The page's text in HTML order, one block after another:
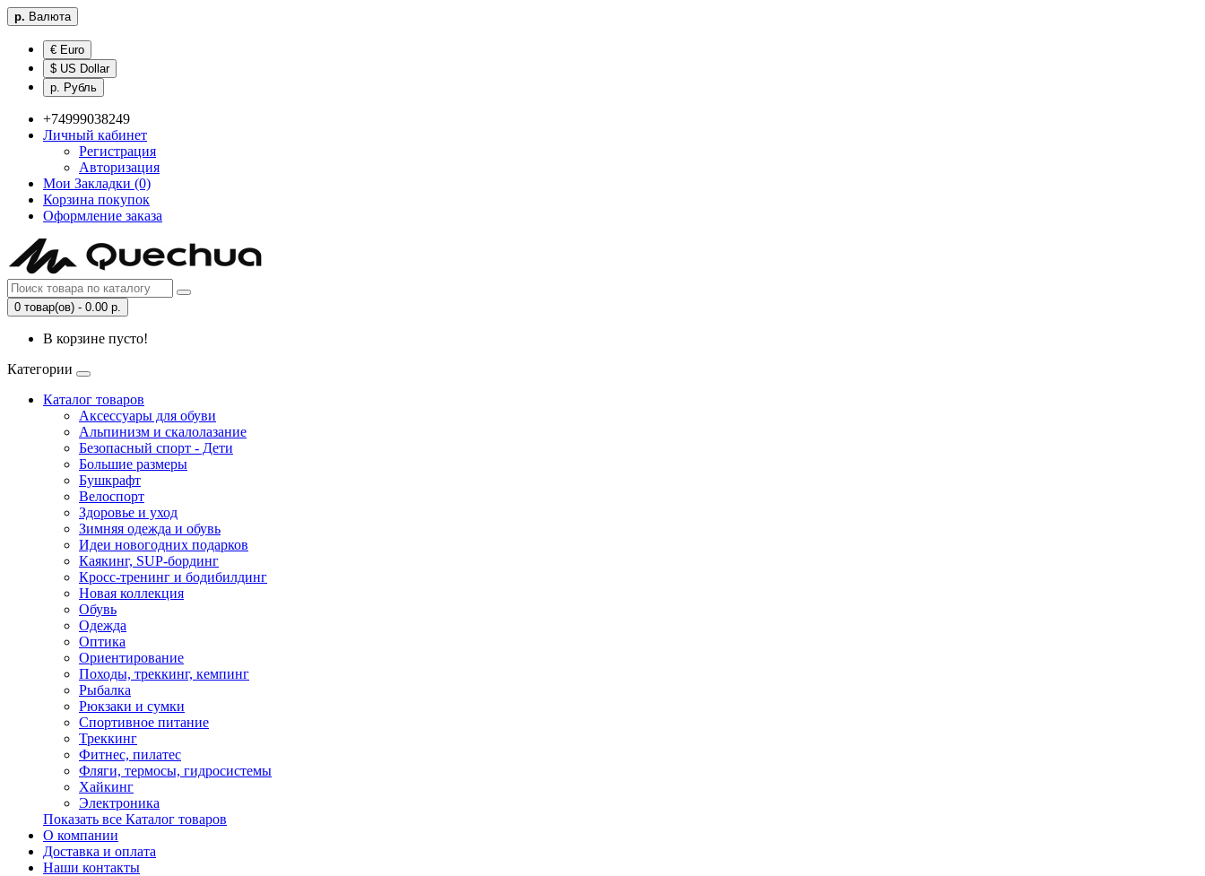
р. Валюта
€ Euro
$ US Dollar
р. Рубль
+74999038249
Личный кабинет
Регистрация
Авторизация
Мои Закладки (0)
Корзина покупок
Оформление заказа
0 товар(ов) - 0.00 р.
В корзине пусто!
Категории
Каталог товаров
Аксессуары для обуви
Альпинизм и скалолазание
Безопасный спорт - Дети
Большие размеры
Бушкрафт
Велоспорт
Здоровье и уход
Зимняя одежда и обувь
Идеи новогодних подарков
Каякинг, SUP-бординг
Кросс-тренинг и бодибилдинг
Новая коллекция
Обувь
Одежда
Оптика
Ориентирование
Походы, треккинг, кемпинг
Рыбалка
Рюкзаки и сумки
Спортивное питание
Треккинг
Фитнес, пилатес
Фляги, термосы, гидросистемы
Хайкинг
Электроника
Показать все Каталог товаров
О компании
Доставка и оплата
Наши контакты